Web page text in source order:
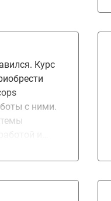
Курс
с ними.
работу по